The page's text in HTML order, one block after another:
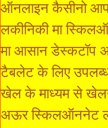
ऑनलाइन कैसीनो
लकीनिकी मा
मा आसान डेस्कटॉप
टैबलेट के लिए
खेल के माध्यम से खेलन
अऊर स्किलऑननेट